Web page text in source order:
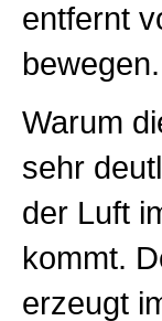
entfernt
bewegen.
Warum
sehr
der Luft
kommt.
erzeugt